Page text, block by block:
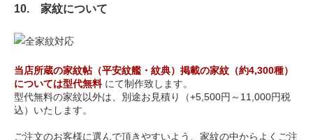
10. 家紋について
当店所蔵の家紋帖（平安紋艦・紋典）掲載の家紋（約4,300種）
については型代無料にて制作致します。
型代無料の家紋以外は、別途お見積り（+5,500円～11,000円税
込）いたします。
ご注文のお客様に選んで頂きやすいよう、家紋の中からよくご注